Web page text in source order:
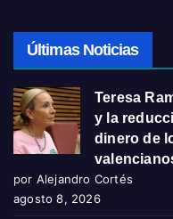
Últimas Noticias
Teresa
y la
dinero de
por Alejandro Cortés
agosto 8, 2026